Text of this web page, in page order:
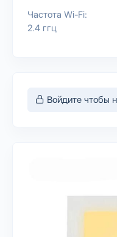
Частота Wi-Fi:
2.4 ггц
Войдите чтобы